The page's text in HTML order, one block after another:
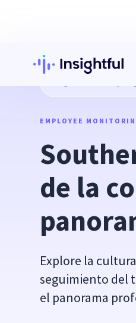
Southern
EMPLOYEE
de la
Explore la
seguimiento del
el panorama